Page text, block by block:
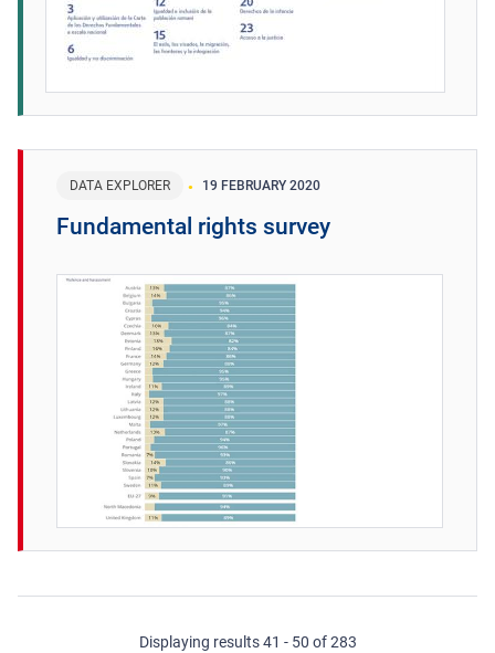
DATA EXPLORER 19 FEBRUARY 2020
Fundamental rights survey
Displaying results 41 - 50 of 283